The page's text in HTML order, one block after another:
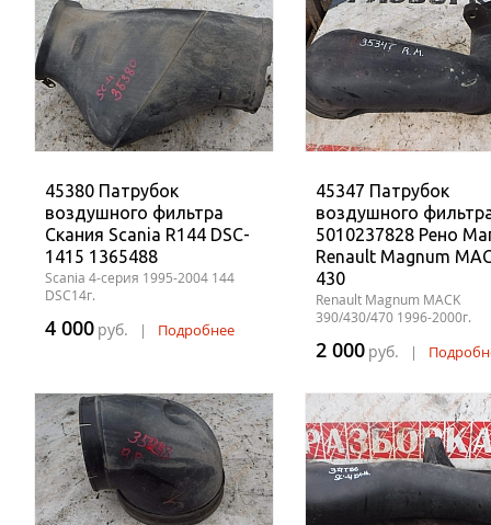
45380 Патрубок
воздушного фильтра
Скания Scania R144 DSC-
1415 1365488
Scania 4-серия 1995-2004 144
DSC14г.
4 000 руб. | Подробнее
45347 Патрубок
воздушного
5010237828 Рено
Renault Magnum
430
Renault Magnum MACK
390/430/470 1996-2000г.
2 000 руб. |